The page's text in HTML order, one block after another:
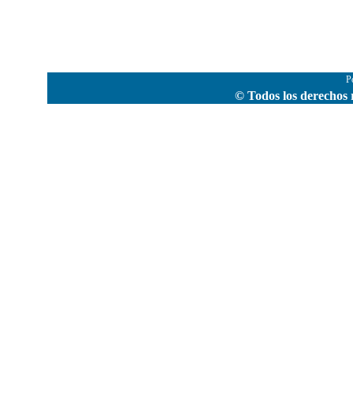
© Todos los derechos